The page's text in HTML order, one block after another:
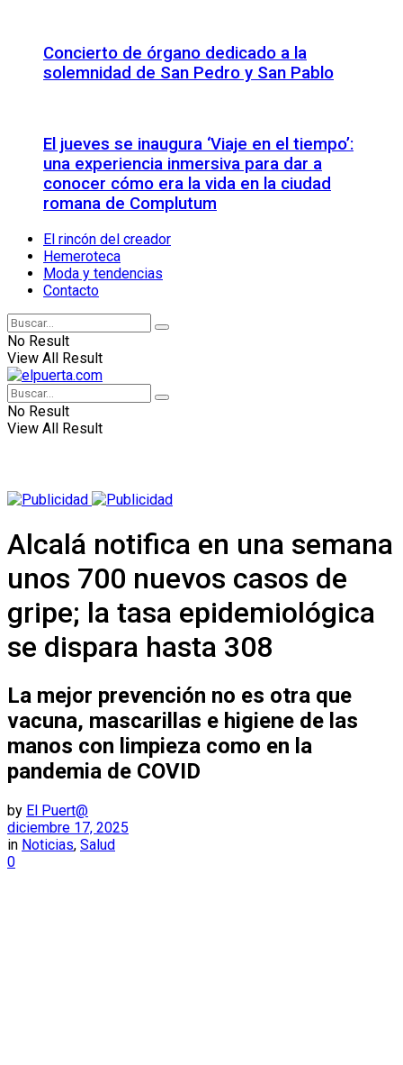
Concierto de órgano dedicado a la
solemnidad de San Pedro y San Pablo
El jueves se inaugura ‘Viaje en el tiempo’:
una experiencia inmersiva para dar a
conocer cómo era la vida en la ciudad
romana de Complutum
El rincón del creador
Hemeroteca
Moda y tendencias
Contacto
No Result
View All Result
No Result
View All Result
Alcalá notifica en una semana
unos 700 nuevos casos de
gripe; la tasa epidemiológica
se dispara hasta 308
La mejor prevención no es otra que
vacuna, mascarillas e higiene de las
manos con limpieza como en la
pandemia de COVID
by El Puert@
diciembre 17, 2025
in Noticias, Salud
0